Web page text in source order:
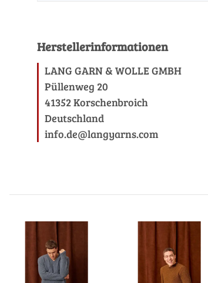
Herstellerinformationen
LANG GARN & WOLLE GMBH
Püllenweg 20
41352 Korschenbroich
Deutschland
info.de@langyarns.com